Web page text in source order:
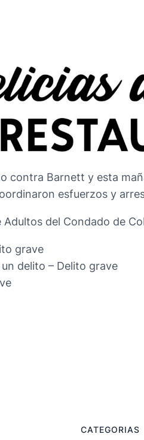
Barnett y esta
esfuerzos y
del Condado de
grave
delito – Delito grave
CATEGORIAS